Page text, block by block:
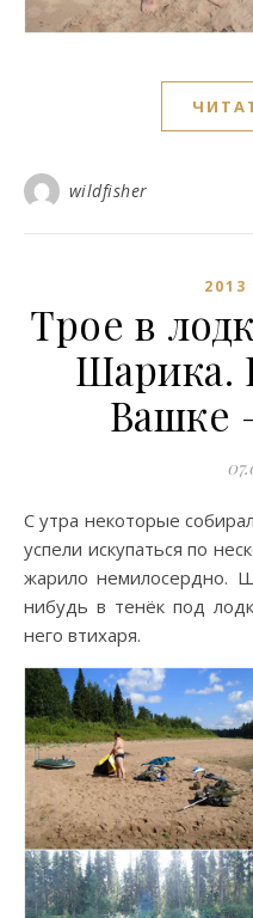
wildfisher
Трое в
Шарика.
Вашке
С утра некоторые собирались так долго, что остальные
успели искупаться по
жарило немилосердно.
нибудь в тенёк под
него втихаря.